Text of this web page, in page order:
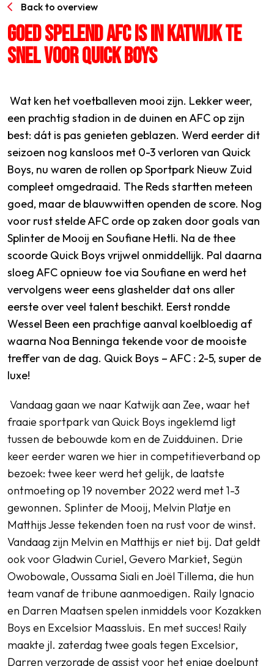
Back to overview
GOED SPELEND AFC IS IN KATWIJK TE
SNEL VOOR QUICK BOYS
Wat ken het voetballeven mooi zijn. Lekker weer,
een prachtig stadion in de duinen en AFC op zijn
best: dát is pas genieten geblazen. Werd eerder dit
seizoen nog kansloos met 0-3 verloren van Quick
Boys, nu waren de rollen op Sportpark Nieuw Zuid
compleet omgedraaid. The Reds startten meteen
goed, maar de blauwwitten openden de score. Nog
voor rust stelde AFC orde op zaken door goals van
Splinter de Mooij en Soufiane Hetli. Na de thee
scoorde Quick Boys vrijwel onmiddellijk. Pal daarna
sloeg AFC opnieuw toe via Soufiane en werd het
vervolgens weer eens glashelder dat ons aller
eerste over veel talent beschikt. Eerst rondde
Wessel Been een prachtige aanval koelbloedig af
waarna Noa Benninga tekende voor de mooiste
treffer van de dag. Quick Boys – AFC : 2-5, super de
luxe!
Vandaag gaan we naar Katwijk aan Zee, waar het
fraaie sportpark van Quick Boys ingeklemd ligt
tussen de bebouwde kom en de Zuidduinen. Drie
keer eerder waren we hier in competitieverband op
bezoek: twee keer werd het gelijk, de laatste
ontmoeting op 19 november 2022 werd met 1-3
gewonnen. Splinter de Mooij, Melvin Platje en
Matthijs Jesse tekenden toen na rust voor de winst.
Vandaag zijn Melvin en Matthijs er niet bij. Dat geldt
ook voor Gladwin Curiel, Gevero Markiet, Segün
Owobowale, Oussama Siali en Joël Tillema, die hun
team vanaf de tribune aanmoedigen. Raily Ignacio
en Darren Maatsen spelen inmiddels voor Kozakken
Boys en Excelsior Maassluis. En met succes! Raily
maakte jl. zaterdag twee goals tegen Excelsior,
Darren verzorgde de assist voor het enige doelpunt